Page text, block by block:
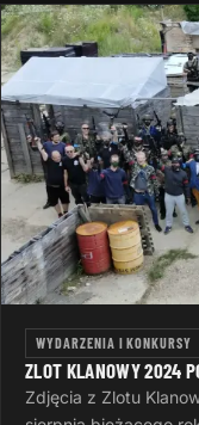
WYDARZENIA I KONKURSY
ZLOT KLANOWY 2024
Zdjęcia z Zlotu